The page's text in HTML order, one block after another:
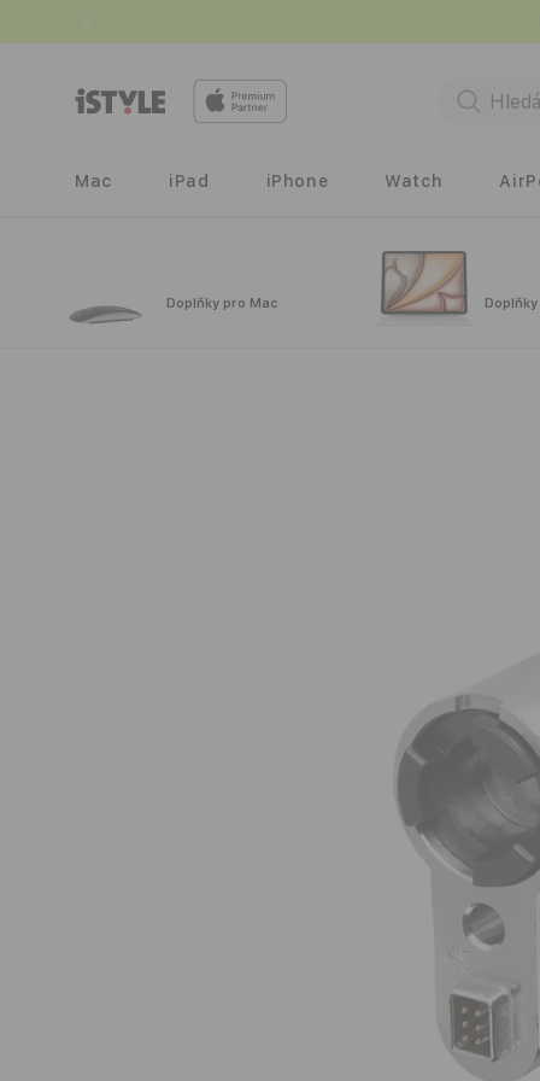
Přejít k
obsahu
Mac iPad iPhone Watch
Doplňky pro Mac